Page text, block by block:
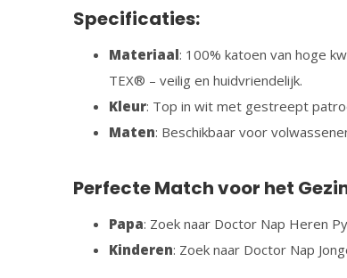
Specificaties:
Materiaal: 100% katoen van hoge
TEX® – veilig en huidvriendelijk.
Kleur: Top in wit met gestreept
Maten: Beschikbaar voor
Perfecte Match voor het
Papa: Zoek naar Doctor Nap Heren
Kinderen: Zoek naar Doctor Nap